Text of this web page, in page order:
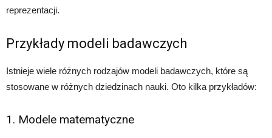
reprezentacji.
Przykłady modeli badawczych
Istnieje wiele różnych rodzajów modeli badawczych, które są
stosowane w różnych dziedzinach nauki. Oto kilka przykładów:
1. Modele matematyczne